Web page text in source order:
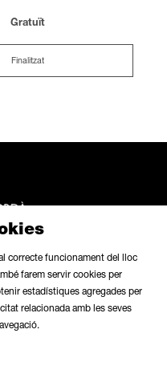
Gratuït
Finalitzat
| Butlletí | Contacte
correcte funcionament del lloc
farem servir cookies per
estadístiques agregades per
relacionada amb les seves